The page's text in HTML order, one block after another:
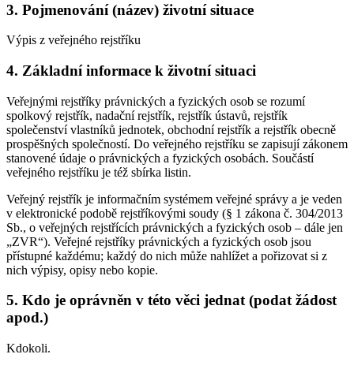
3. Pojmenování (název) životní situace
Výpis z veřejného rejstříku
4. Základní informace k životní situaci
Veřejnými rejstříky právnických a fyzických osob se rozumí
spolkový rejstřík, nadační rejstřík, rejstřík ústavů, rejstřík
společenství vlastníků jednotek, obchodní rejstřík a rejstřík obecně
prospěšných společností. Do veřejného rejstříku se zapisují zákonem
stanovené údaje o právnických a fyzických osobách. Součástí
veřejného rejstříku je též sbírka listin.
Veřejný rejstřík je informačním systémem veřejné správy a je veden
v elektronické podobě rejstříkovými soudy (§ 1 zákona č. 304/2013
Sb., o veřejných rejstřících právnických a fyzických osob – dále jen
„ZVR“). Veřejné rejstříky právnických a fyzických osob jsou
přístupné každému; každý do nich může nahlížet a pořizovat si z
nich výpisy, opisy nebo kopie.
5. Kdo je oprávněn v této věci jednat (podat žádost
apod.)
Kdokoli.